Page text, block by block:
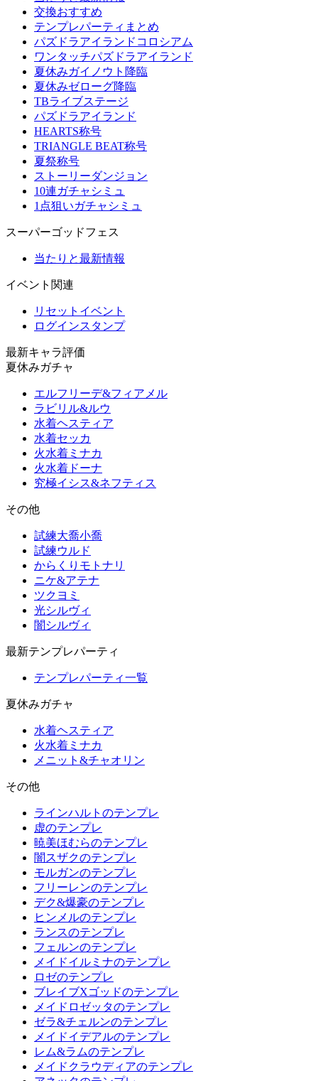
交換おすすめ
テンプレパーティまとめ
パズドラアイランドコロシアム
ワンタッチパズドラアイランド
夏休みガイノウト降臨
夏休みゼローグ降臨
TBライブステージ
パズドラアイランド
HEARTS称号
TRIANGLE BEAT称号
夏祭称号
ストーリーダンジョン
10連ガチャシミュ
1点狙いガチャシミュ
スーパーゴッドフェス
当たりと最新情報
イベント関連
リセットイベント
ログインスタンプ
最新キャラ評価
夏休みガチャ
エルフリーデ&フィアメル
ラビリル&ルウ
水着ヘスティア
水着セッカ
火水着ミナカ
火水着ドーナ
究極イシス&ネフティス
その他
試練大喬小喬
試練ウルド
からくりモトナリ
ニケ&アテナ
ツクヨミ
光シルヴィ
闇シルヴィ
最新テンプレパーティ
テンプレパーティ一覧
夏休みガチャ
水着ヘスティア
火水着ミナカ
メニット&チャオリン
その他
ラインハルトのテンプレ
虚のテンプレ
暁美ほむらのテンプレ
闇スザクのテンプレ
モルガンのテンプレ
フリーレンのテンプレ
デク&爆豪のテンプレ
ヒンメルのテンプレ
ランスのテンプレ
フェルンのテンプレ
メイドイルミナのテンプレ
ロゼのテンプレ
ブレイブXゴッドのテンプレ
メイドロゼッタのテンプレ
ゼラ&チェルンのテンプレ
メイドイデアルのテンプレ
レム&ラムのテンプレ
メイドクラウディアのテンプレ